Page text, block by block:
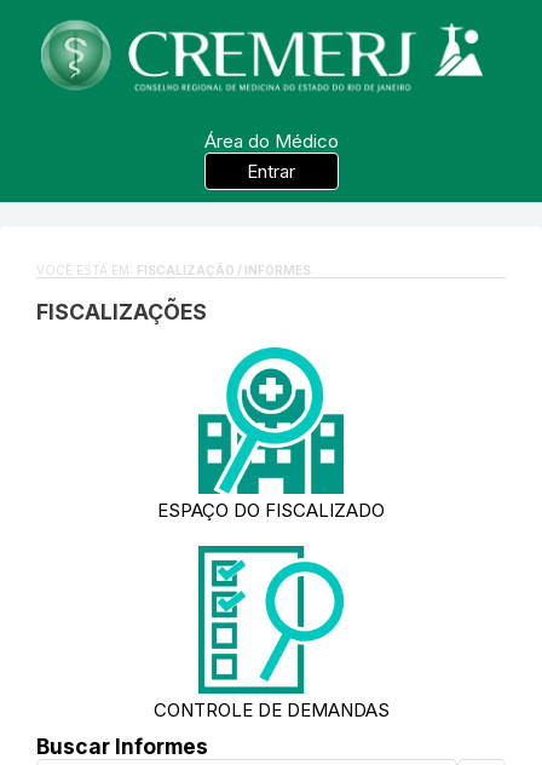
Área do Médico
Entrar
VOCÊ ESTÁ EM: FISCALIZAÇÃO / INFORMES
FISCALIZAÇÕES
ESPAÇO DO FISCALIZADO
CONTROLE DE DEMANDAS
Buscar Informes